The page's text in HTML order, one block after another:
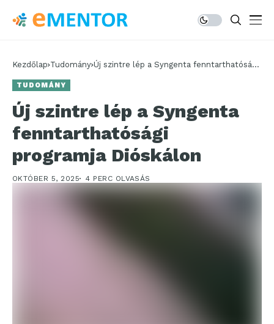
Kezdőlap Tudomány Új szintre lép a Syngenta fenntarthatósági
TUDOMÁNY
Új szintre lép a Syngenta
fenntarthatósági
programja Dióskálon
OKTÓBER 5, 2025 4 PERC OLVASÁS